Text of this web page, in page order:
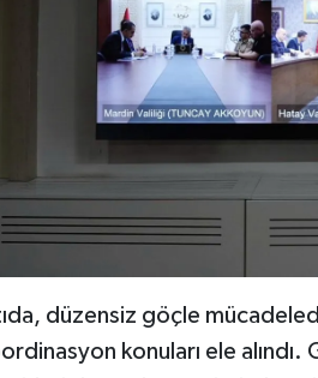
düzensiz göçle
konuları ele